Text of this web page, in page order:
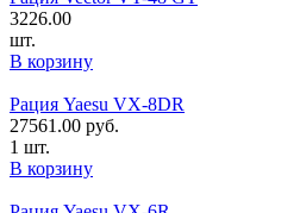
3226.00
шт.
В корзину
Рация Yaesu VX-8DR
27561.00 руб.
1 шт.
В корзину